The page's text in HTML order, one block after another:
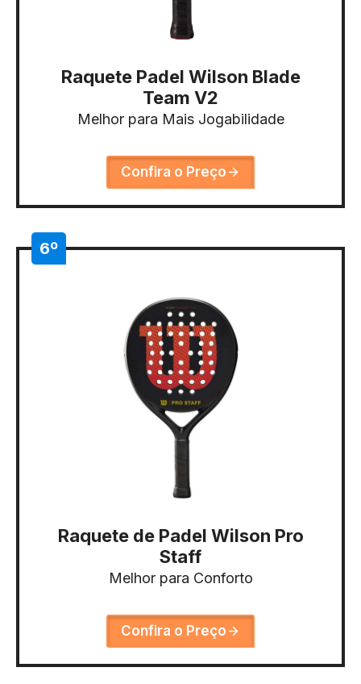
Raquete Padel Wilson Blade
Team V2
Melhor para Mais Jogabilidade
Confira o Preço
6º
Raquete de Padel Wilson Pro
Staff
Melhor para Conforto
Confira o Preço